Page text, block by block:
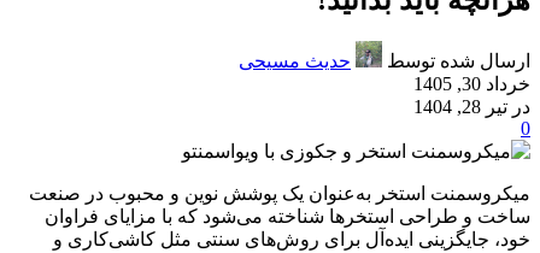
ارسال شده توسط
حدیث مسیحی
خرداد 30, 1405
در تیر 28, 1404
0
میکروسمنت استخر به‌عنوان یک پوشش نوین و محبوب در صنعت
ساخت و طراحی استخرها شناخته می‌شود که با مزایای فراوان
خود، جایگزینی ایده‌آل برای روش‌های سنتی مثل کاشی‌کاری و